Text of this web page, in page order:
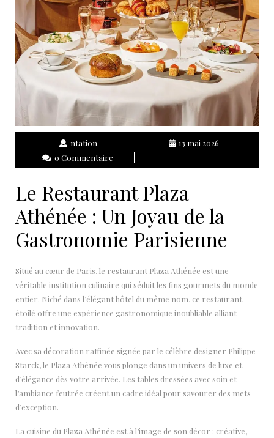
ntation
13 mai 2026
0 Commentaire
Le Restaurant Plaza
Athénée : Un Joyau de la
Gastronomie Parisienne
Situé au cœur de Paris, le restaurant Plaza Athénée est une
véritable institution culinaire qui séduit les fins gourmets du monde
entier. Niché dans l’élégant hôtel du même nom, ce restaurant
étoilé offre une expérience gastronomique inoubliable alliant
tradition et innovation.
Avec sa décoration raffinée signée par le célèbre designer Philippe
Starck, le Plaza Athénée vous plonge dans un univers de luxe et
d’élégance dès votre arrivée. Les tables dressées avec soin et
l’ambiance feutrée créent un cadre idéal pour savourer des mets
d’exception.
La cuisine du Plaza Athénée est à l’image de son décor : créative,